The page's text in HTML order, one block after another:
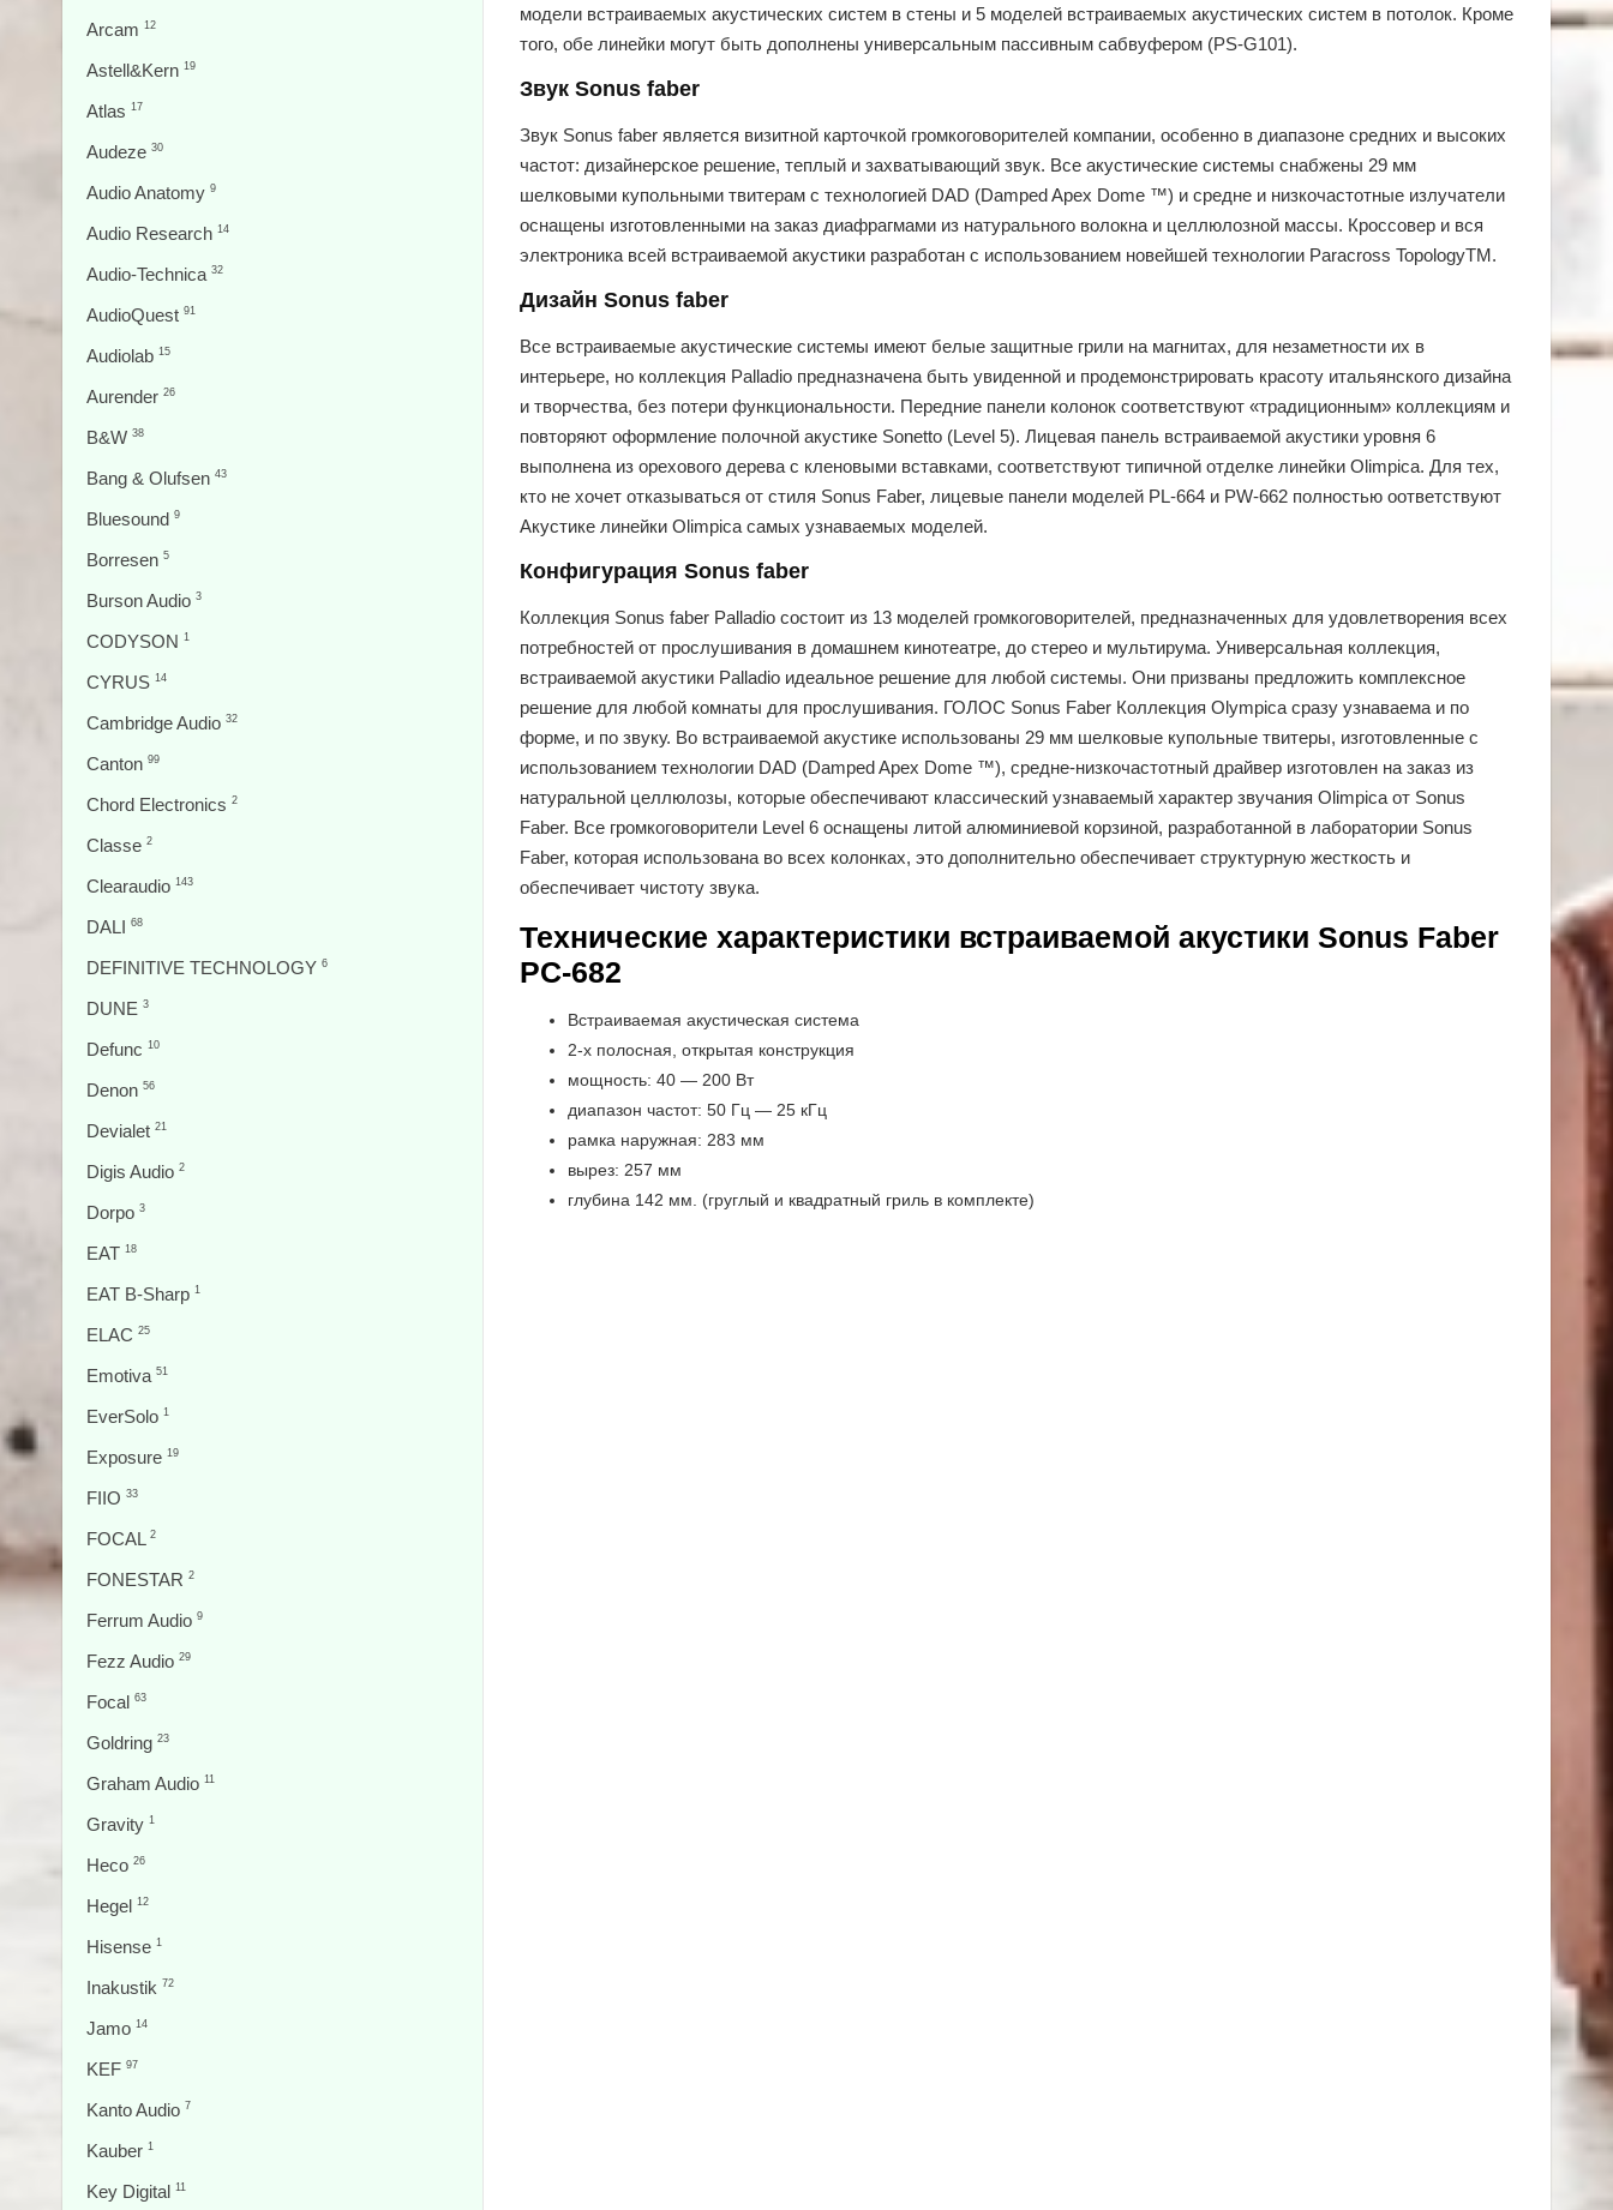
модели встраиваемых акустических систем в стены и 5 моделей встраиваемых акустических систем в потолок. Кроме
того, обе линейки могут быть дополнены универсальным пассивным сабвуфером (PS-G101).
Звук Sonus faber
Звук Sonus faber является визитной карточкой громкоговорителей компании, особенно в диапазоне средних и высоких
частот: дизайнерское решение, теплый и захватывающий звук. Все акустические системы снабжены 29 мм
шелковыми купольными твитерам с технологией DAD (Damped Apex Dome ™) и средне и низкочастотные излучатели
оснащены изготовленными на заказ диафрагмами из натурального волокна и целлюлозной массы. Кроссовер и вся
электроника всей встраиваемой акустики разработан с использованием новейшей технологии Paracross TopologyTM.
Дизайн Sonus faber
Все встраиваемые акустические системы имеют белые защитные грили на магнитах, для незаметности их в
интерьере, но коллекция Palladio предназначена быть увиденной и продемонстрировать красоту итальянского дизайна
и творчества, без потери функциональности. Передние панели колонок соответствуют «традиционным» коллекциям и
повторяют оформление полочной акустике Sonetto (Level 5). Лицевая панель встраиваемой акустики уровня 6
выполнена из орехового дерева с кленовыми вставками, соответствуют типичной отделке линейки Olimpica. Для тех,
кто не хочет отказываться от стиля Sonus Faber, лицевые панели моделей PL-664 и PW-662 полностью оответствуют
Акустике линейки Olimpica самых узнаваемых моделей.
Конфигурация Sonus faber
Коллекция Sonus faber Palladio состоит из 13 моделей громкоговорителей, предназначенных для удовлетворения всех
потребностей от прослушивания в домашнем кинотеатре, до стерео и мультирума. Универсальная коллекция,
встраиваемой акустики Palladio идеальное решение для любой системы. Они призваны предложить комплексное
решение для любой комнаты для прослушивания. ГОЛОС Sonus Faber Коллекция Olympica сразу узнаваема и по
форме, и по звуку. Во встраиваемой акустике использованы 29 мм шелковые купольные твитеры, изготовленные с
использованием технологии DAD (Damped Apex Dome ™), средне-низкочастотный драйвер изготовлен на заказ из
натуральной целлюлозы, которые обеспечивают классический узнаваемый характер звучания Olimpica от Sonus
Faber. Все громкоговорители Level 6 оснащены литой алюминиевой корзиной, разработанной в лаборатории Sonus
Faber, которая использована во всех колонках, это дополнительно обеспечивает структурную жесткость и
обеспечивает чистоту звука.
Технические характеристики встраиваемой акустики Sonus Faber
PC-682
Встраиваемая акустическая система
2-х полосная, открытая конструкция
мощность: 40 — 200 Вт
диапазон частот: 50 Гц — 25 кГц
рамка наружная: 283 мм
вырез: 257 мм
глубина 142 мм. (груглый и квадратный гриль в комплекте)
Arcam 12
Astell&Kern 19
Atlas 17
Audeze 30
Audio Anatomy 9
Audio Research 14
Audio-Technica 32
AudioQuest 91
Audiolab 15
Aurender 26
B&W 38
Bang & Olufsen 43
Bluesound 9
Borresen 5
Burson Audio 3
CODYSON 1
CYRUS 14
Cambridge Audio 32
Canton 99
Chord Electronics 2
Classe 2
Clearaudio 143
DALI 68
DEFINITIVE TECHNOLOGY 6
DUNE 3
Defunc 10
Denon 56
Devialet 21
Digis Audio 2
Dorpo 3
EAT 18
EAT B-Sharp 1
ELAC 25
Emotiva 51
EverSolo 1
Exposure 19
FIIO 33
FOCAL 2
FONESTAR 2
Ferrum Audio 9
Fezz Audio 29
Focal 63
Goldring 23
Graham Audio 11
Gravity 1
Heco 26
Hegel 12
Hisense 1
Inakustik 72
Jamo 14
KEF 97
Kanto Audio 7
Kauber 1
Key Digital 11